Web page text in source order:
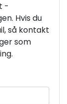
-
Hvis du
så kontakt
som